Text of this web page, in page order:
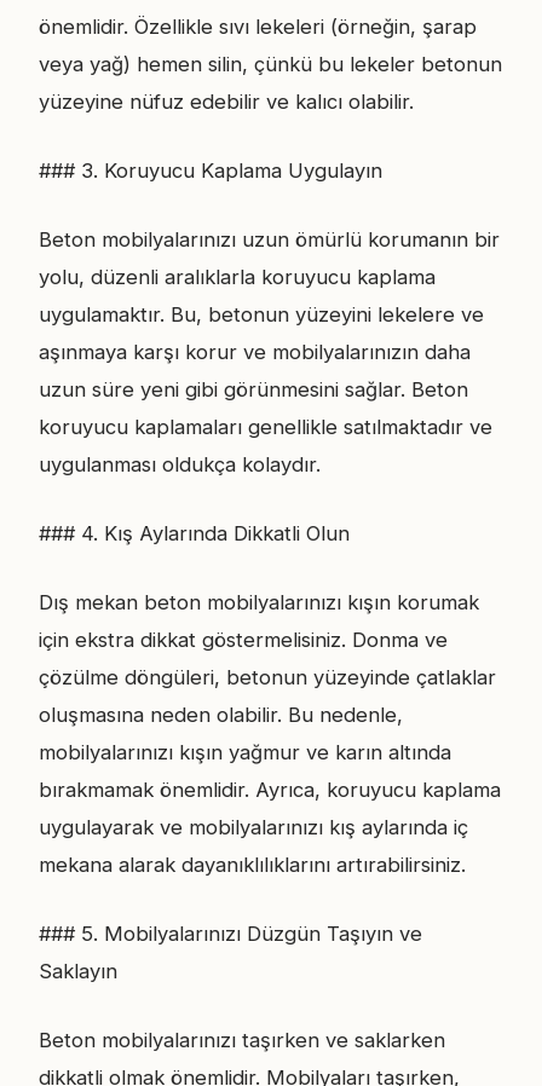
önemlidir. Özellikle sıvı lekeleri (örneğin, şarap
veya yağ) hemen silin, çünkü bu lekeler betonun
yüzeyine nüfuz edebilir ve kalıcı olabilir.
### 3. Koruyucu Kaplama Uygulayın
Beton mobilyalarınızı uzun ömürlü korumanın bir
yolu, düzenli aralıklarla koruyucu kaplama
uygulamaktır. Bu, betonun yüzeyini lekelere ve
aşınmaya karşı korur ve mobilyalarınızın daha
uzun süre yeni gibi görünmesini sağlar. Beton
koruyucu kaplamaları genellikle satılmaktadır ve
uygulanması oldukça kolaydır.
### 4. Kış Aylarında Dikkatli Olun
Dış mekan beton mobilyalarınızı kışın korumak
için ekstra dikkat göstermelisiniz. Donma ve
çözülme döngüleri, betonun yüzeyinde çatlaklar
oluşmasına neden olabilir. Bu nedenle,
mobilyalarınızı kışın yağmur ve karın altında
bırakmamak önemlidir. Ayrıca, koruyucu kaplama
uygulayarak ve mobilyalarınızı kış aylarında iç
mekana alarak dayanıklılıklarını artırabilirsiniz.
### 5. Mobilyalarınızı Düzgün Taşıyın ve
Saklayın
Beton mobilyalarınızı taşırken ve saklarken
dikkatli olmak önemlidir. Mobilyaları taşırken,